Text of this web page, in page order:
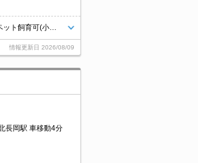
情報更新日 2026/08/09
長岡駅 車移動4分